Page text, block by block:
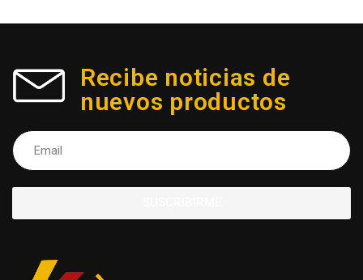
Recibe noticias de
nuevos productos